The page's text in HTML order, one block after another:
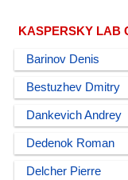
KASPERSKY LAB
Barinov Denis
Bestuzhev Dmitry
Dankevich Andrey
Dedenok Roman
Delcher Pierre